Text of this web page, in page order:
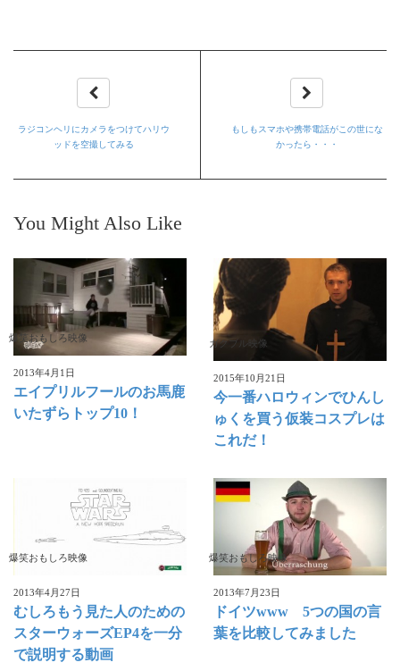
ラジコンヘリにカメラをつけてハリウ
ッドを空撮してみる
もしもスマホや携帯電話がこの世にな
かったら・・・
You Might Also Like
爆笑おもしろ映像
2013年4月1日
エイプリルフールのお馬鹿
いたずらトップ10！
ガクブル映像
2015年10月21日
今一番ハロウィンでひんし
ゅくを買う仮装コスプレは
これだ！
爆笑おもしろ映像
2013年4月27日
むしろもう見た人のための
スターウォーズEP4を一分
で説明する動画
爆笑おもしろ映像
2013年7月23日
ドイツwww 5つの国の言
葉を比較してみました